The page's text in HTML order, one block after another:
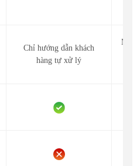
Chỉ hướng dẫn khách
hàng tự xử lý
Mắt